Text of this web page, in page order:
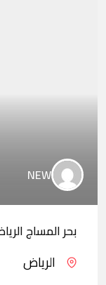
NEW
بحر المساج
الرياض